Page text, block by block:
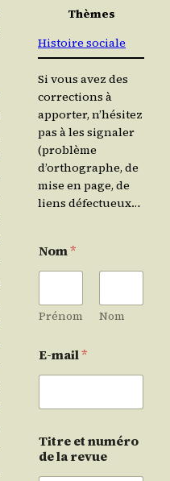
Thèmes
Histoire sociale
Si vous avez des
corrections à
apporter, n’hésitez
pas à les signaler
(problème
d’orthographe, de
mise en page, de
liens défectueux…
Nom*
Prénom Nom
E-mail*
Titre et numéro
de la revue